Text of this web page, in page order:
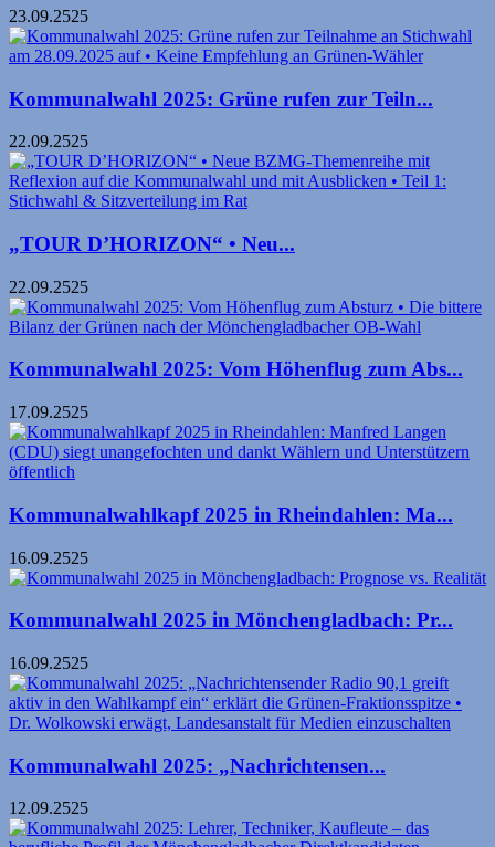
23.09.2525
Kommunalwahl 2025: Grüne rufen zur Teiln...
22.09.2525
„TOUR D’HORIZON“ • Neu...
22.09.2525
Kommunalwahl 2025: Vom Höhenflug zum Abs...
17.09.2525
Kommunalwahlkapf 2025 in Rheindahlen: Ma...
16.09.2525
Kommunalwahl 2025 in Mönchengladbach: Pr...
16.09.2525
Kommunalwahl 2025: „Nachrichtensen...
12.09.2525